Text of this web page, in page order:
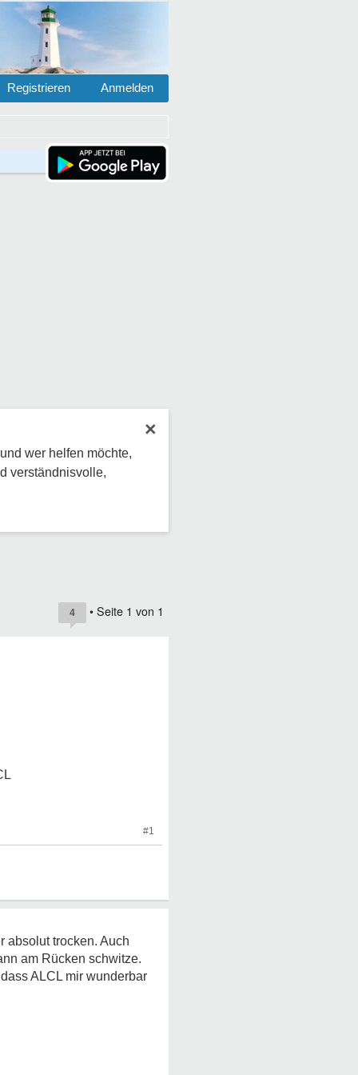
Anmelden
Registrieren
×
wer helfen möchte,
verständnisvolle,
4 • Seite 1 von 1
#1
absolut trocken. Auch
am Rücken schwitze.
ALCL mir wunderbar